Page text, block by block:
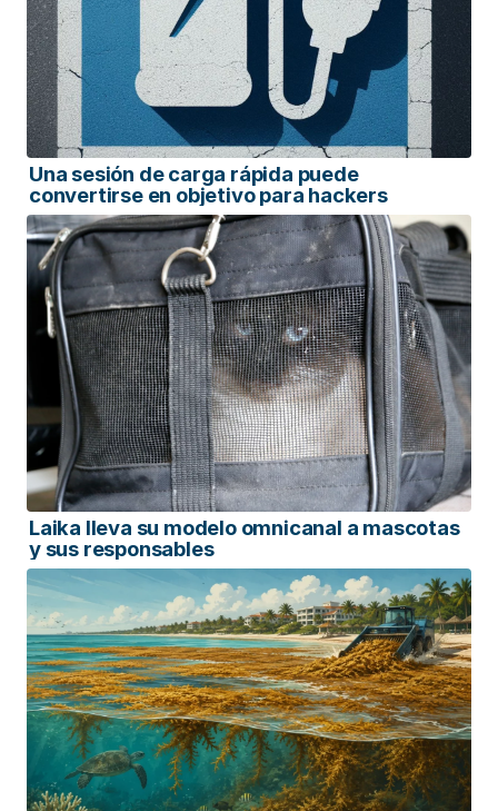
Una sesión de carga rápida puede
convertirse en objetivo para hackers
Laika lleva su modelo omnicanal a mascotas
y sus responsables